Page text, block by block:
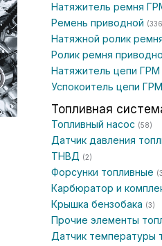
Натяжитель ремня
Ремень приводной
Натяжной ролик
Ролик ремня
Натяжитель цепи ГРМ
Успокоитель цепи ГРМ
Топливная
Топливный насос (58)
Датчик давления
ТНВД (2)
Форсунки топливные
Карбюратор и
Крышка бензобака (3)
Прочие элементы
Датчик температуры